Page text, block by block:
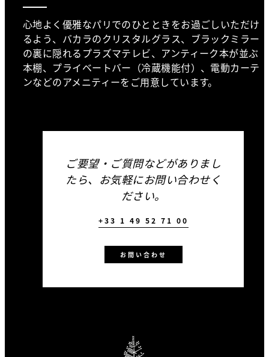
心地よく優雅なパリでのひとときをお過ごしいただけ
るよう、バカラのクリスタルグラス、ブラックミラー
の裏に隠れるプラズマテレビ、アンティーク本が並ぶ
本棚、プライベートバー（冷蔵機能付）、電動カーテ
ンなどのアメニティーをご用意しています。
ご要望・ご質問などがありまし
たら、お気軽にお問い合わせく
ださい。
+33 1 49 52 71 00
お問い合わせ